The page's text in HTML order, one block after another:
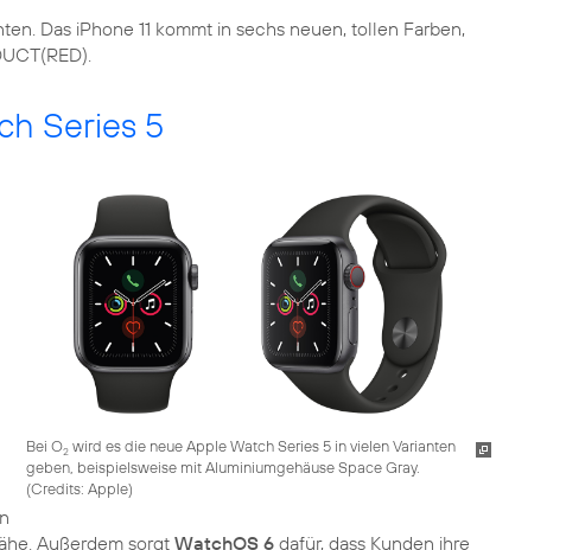
Das iPhone 11 kommt in sechs neuen, tollen Farben,
Series 5
Bei O2wird es die neue Apple Watch Series 5 in vielen Varianten
geben, beispielsweise mit Aluminium­gehäuse Space Gray.
(Credits: Apple)
Außerdem sorgt WatchOS 6 dafür, dass Kunden ihre